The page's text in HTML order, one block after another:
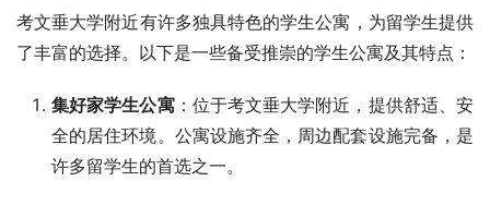
考文垂大学附近有许多独具特色的学生公寓，为留学生提供
了丰富的选择。以下是一些备受推崇的学生公寓及其特点：
集好家学生公寓：位于考文垂大学附近，提供舒适、安
全的居住环境。公寓设施齐全，周边配套设施完备，是
许多留学生的首选之一。